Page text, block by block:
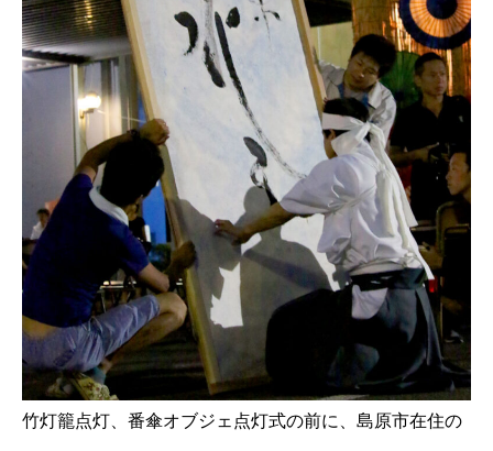
竹灯籠点灯、番傘オブジェ点灯式の前に、島原市在住の